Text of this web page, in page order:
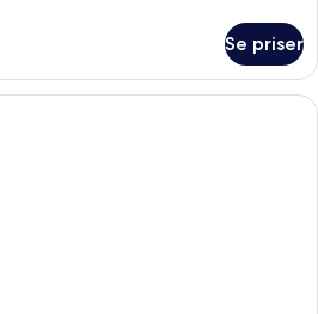
Se priser